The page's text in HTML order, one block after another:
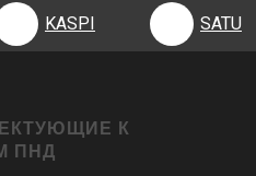
KASPI SATU
К
ПНД